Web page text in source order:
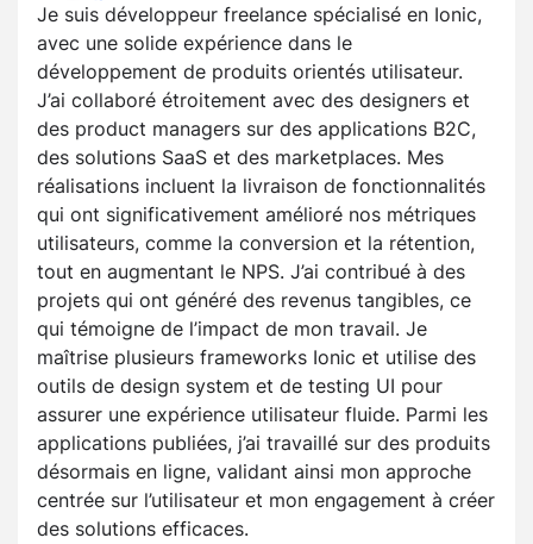
Je suis développeur freelance spécialisé en Ionic,
avec une solide expérience dans le
développement de produits orientés utilisateur.
J’ai collaboré étroitement avec des designers et
des product managers sur des applications B2C,
des solutions SaaS et des marketplaces. Mes
réalisations incluent la livraison de fonctionnalités
qui ont significativement amélioré nos métriques
utilisateurs, comme la conversion et la rétention,
tout en augmentant le NPS. J’ai contribué à des
projets qui ont généré des revenus tangibles, ce
qui témoigne de l’impact de mon travail. Je
maîtrise plusieurs frameworks Ionic et utilise des
outils de design system et de testing UI pour
assurer une expérience utilisateur fluide. Parmi les
applications publiées, j’ai travaillé sur des produits
désormais en ligne, validant ainsi mon approche
centrée sur l’utilisateur et mon engagement à créer
des solutions efficaces.